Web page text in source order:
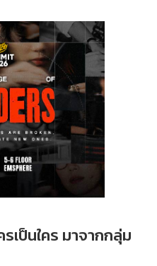
เป็นใคร มาจากกลุ่ม